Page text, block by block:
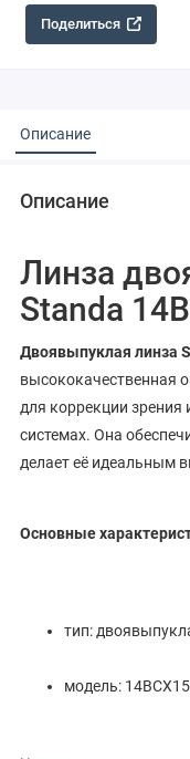
Поделиться
Описание
Описание
Линза
Standa
Двоявыпуклая линза
высококачественная
для коррекции зрения
системах. Она
делает её идеальным
Основные
тип:
модель: